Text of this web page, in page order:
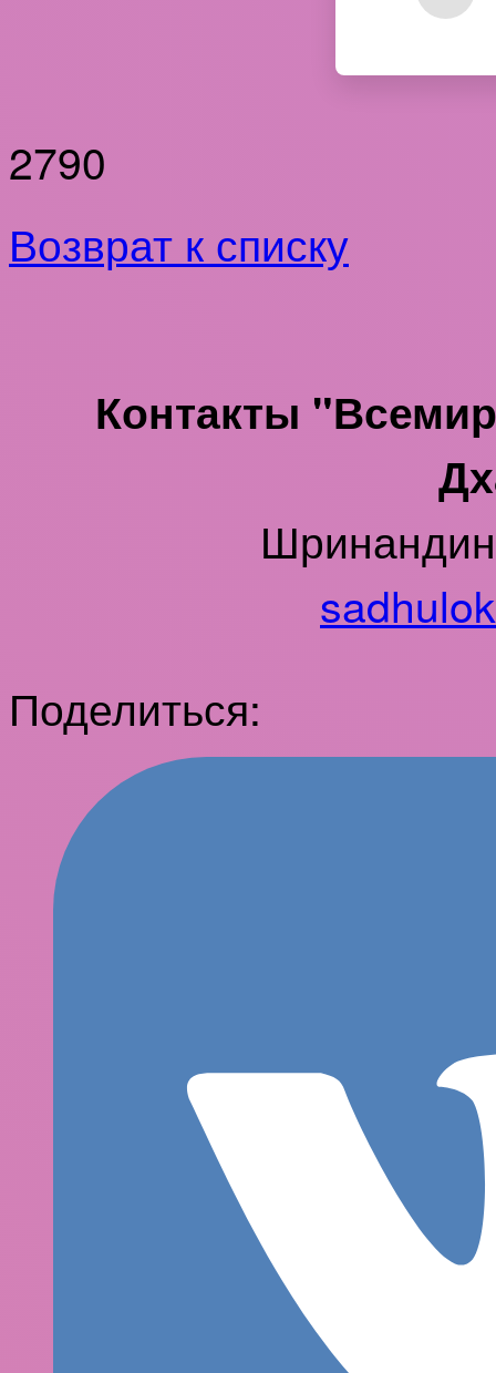
2790
Возврат к списку
Контакты
Поделиться: